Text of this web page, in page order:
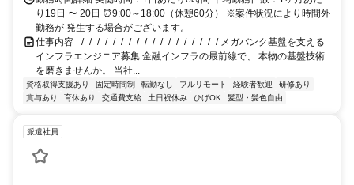
り19日 〜 20日 ⏰9:00～18:00（休憩60分） ※案件状況により時間外
勤務が 発生する場合がございます。
仕事内容 _/_/_/_/_/_/_/_/_/_/_/_/_/_/_/_/_/_/ メガバンク基盤を支える
インフラエンジニア募集 金融インフラの最前線で、 本物の基盤技術
を磨きませんか。 当社...
資格取得支援あり 固定時間制 転勤なし フルリモート 経験者歓迎
研修あり
賞与あり
育休あり 交通費支給 土日祝休み ひげOK 髪型・髪色自由
派遣社員